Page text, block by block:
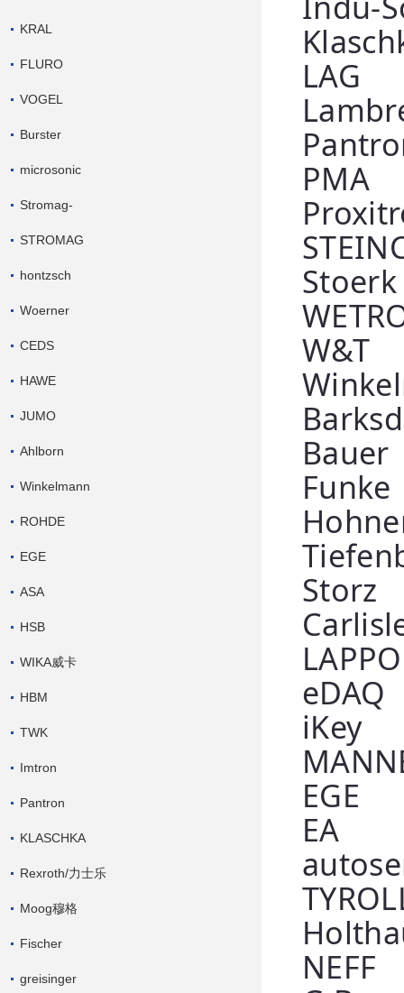
KRAL
FLURO
VOGEL
Burster
microsonic
Stromag-
STROMAG
hontzsch
Woerner
CEDS
HAWE
JUMO
Ahlborn
Winkelmann
ROHDE
EGE
ASA
HSB
WIKA威卡
HBM
TWK
Imtron
Pantron
KLASCHKA
Rexroth/力士乐
Moog穆格
Fischer
greisinger
LAG
PMA
Stoerk
W&T
Bauer
Funke
Storz
eDAQ
iKey
EGE
EA
NEFF